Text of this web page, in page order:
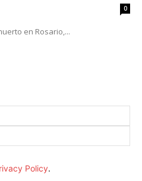
0
en Rosario,...
Policy.